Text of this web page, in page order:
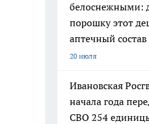
белоснежными:
порошку этот
аптечный
20 июля
Ивановская
начала года
СВО 254